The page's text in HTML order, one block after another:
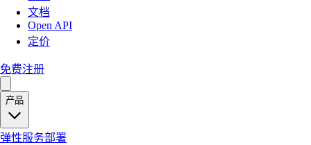
文档
Open API
定价
免费注册
产品
弹性服务部署